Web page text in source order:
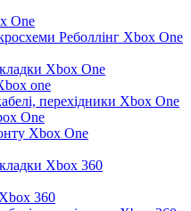
One
Реболлінг Xbox One
Xbox One
one
перехідники Xbox One
One
Xbox One
Xbox 360
360